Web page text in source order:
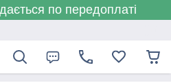
по передоплаті